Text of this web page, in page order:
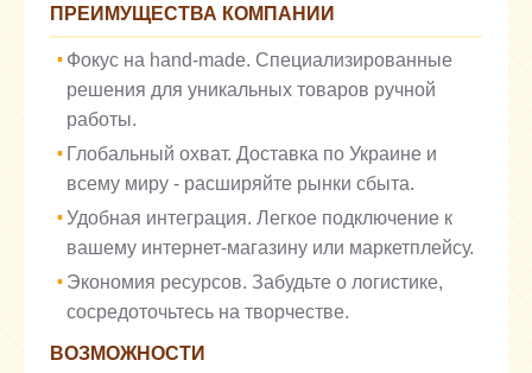
ПРЕИМУЩЕСТВА КОМПАНИИ
Фокус на hand-made. Специализированные
решения для уникальных товаров ручной
работы.
Глобальный охват. Доставка по Украине и
всему миру - расширяйте рынки сбыта.
Удобная интеграция. Легкое подключение к
вашему интернет-магазину или маркетплейсу.
Экономия ресурсов. Забудьте о логистике,
сосредоточьтесь на творчестве.
ВОЗМОЖНОСТИ